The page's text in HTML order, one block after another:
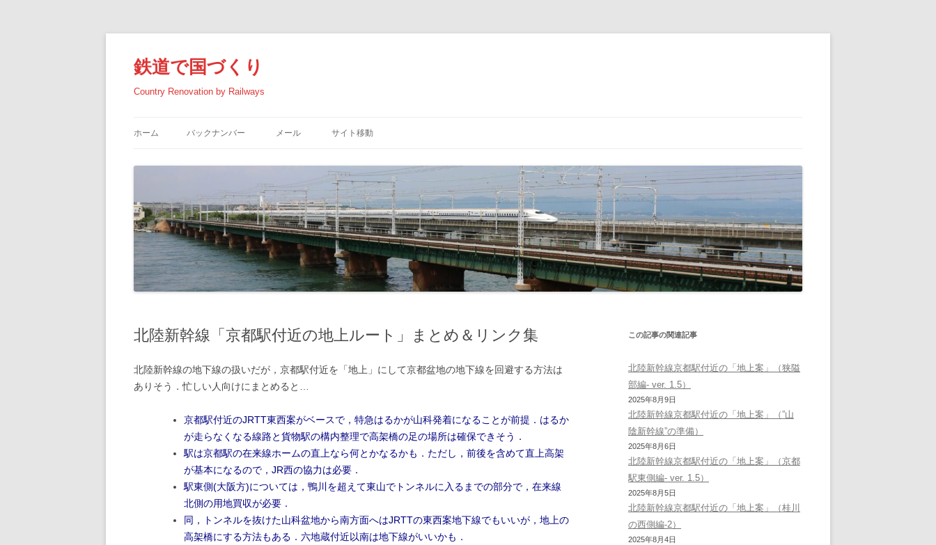
テ
ン
ツ
へ
ス
鉄道で国づくり
Country Renovation by Railways
ホーム バックナンバー
2025年の記事
2024年の記事
2023年の記事
2022年の記事
2020年の記事
2018年の記事
2017年の記事
2016年の記事
2015年の記事
2014年の記事
2013年の記事
メール サイト移動
「学科」に戻る
「大学」に戻る
北陸新幹線「京都駅付近の地上ルート」まとめ＆リンク集
北陸新幹線の地下線の扱いだが，京都駅付近を「地上」にして京都盆地の地下線を回避する方法は
ありそう．忙しい人向けにまとめると…
京都駅付近のJRTT東西案がベースで，特急はるかが山科発着になることが前提．はるか
が走らなくなる線路と貨物駅の構内整理で高架橋の足の場所は確保できそう．
駅は京都駅の在来線ホームの直上なら何とかなるかも．ただし，前後を含めて直上高架
が基本になるので，JR西の協力は必要．
駅東側(大阪方)については，鴨川を超えて東山でトンネルに入るまでの部分で，在来線
北側の用地買収が必要．
同，トンネルを抜けた山科盆地から南方面へはJRTTの東西案地下線でもいいが，地上の
高架橋にする方法もある．六地蔵付近以南は地下線がいいかも．
この記事の関連記事
北陸新幹線京都駅付近の「地上案」（狭隘
部編- ver. 1.5）
2025年8月9日
北陸新幹線京都駅付近の「地上案」（”山
陰新幹線”の準備）
2025年8月6日
北陸新幹線京都駅付近の「地上案」（京都
駅東側編- ver. 1.5）
2025年8月5日
北陸新幹線京都駅付近の「地上案」（桂川
の西側編-2）
2025年8月4日